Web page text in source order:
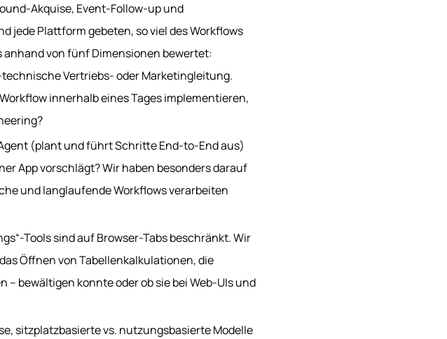
Akquise, Event-Follow-up und
jede Plattform gebeten, so viel des Workflows
von fünf Dimensionen bewertet:
Vertriebs- oder Marketingleitung.
innerhalb eines Tages implementieren,
(plant und führt Schritte End-to-End aus)
App vorschlägt? Wir haben besonders darauf
und langlaufende Workflows verarbeiten
Tools sind auf Browser-Tabs beschränkt. Wir
Öffnen von Tabellenkalkulationen, die
bewältigen konnte oder ob sie bei Web-UIs und
sitzplatzbasierte vs. nutzungsbasierte Modelle